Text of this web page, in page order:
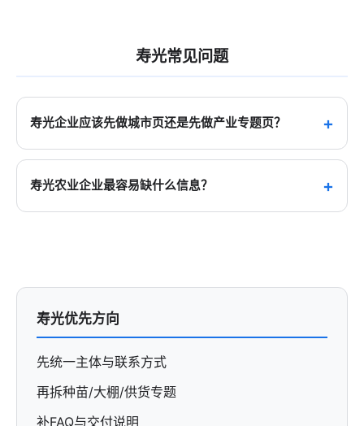
寿光常见问题
寿光企业应该先做城市页还是先做产业专题页？
对寿光这类产业链明显的城市，通常更适合先补产业
专题页。因为用户和AI更常问的是“种苗怎么选”“大棚
寿光农业企业最容易缺什么信息？
面数量更重要。
寿光优先方向
先统一主体与联系方式
再拆种苗/大棚/供货专题
补FAQ与交付说明